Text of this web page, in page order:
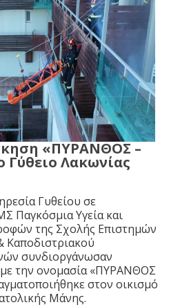
«ΠΥΡΑΝΘΟΣ –
Γύθειο Λακωνίας
Γυθείου σε
Παγκόσμια Υγεία και
της Σχολής Επιστημών
Καποδιστριακού
συνδιοργάνωσαν
την ονομασία «ΠΥΡΑΝΘΟΣ
στον οικισμό
Μάνης.